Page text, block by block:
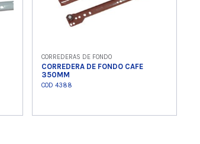
CORREDERAS DE FONDO
CORREDERA DE FONDO CAFE
350MM
COD 4388